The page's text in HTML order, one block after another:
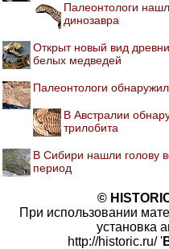
Палеонтологи
динозавра
Открыт новый вид
белых медведей
Палеонтологи
В Австралии
трилобита
В Сибири нашли голову
период
©
При использовании
установка
http://historic.ru/ '